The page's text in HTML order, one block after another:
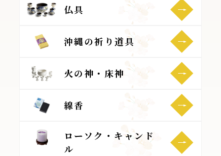
仏具
沖縄の祈り道具
火の神・床神
線香
ローソク・キャンド
ル